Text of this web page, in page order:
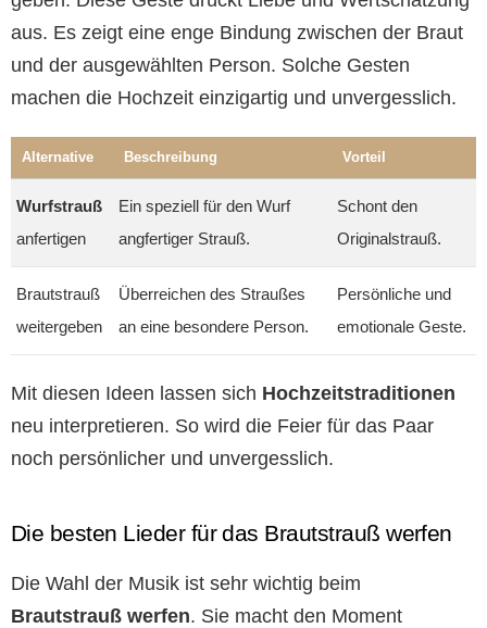
aus. Es zeigt eine enge Bindung zwischen der Braut
und der ausgewählten Person. Solche Gesten
machen die Hochzeit einzigartig und unvergesslich.
Alternative Beschreibung Vorteil
Wurfstrauß
anfertigen
Ein speziell für den Wurf
angfertiger Strauß.
Schont den
Originalstrauß.
Brautstrauß
weitergeben
Überreichen des Straußes
an eine besondere Person.
Persönliche und
emotionale Geste.
Mit diesen Ideen lassen sich Hochzeitstraditionen
neu interpretieren. So wird die Feier für das Paar
noch persönlicher und unvergesslich.
Die besten Lieder für das Brautstrauß werfen
Die Wahl der Musik ist sehr wichtig beim
Brautstrauß werfen. Sie macht den Moment